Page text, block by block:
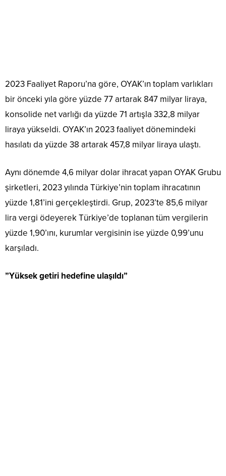
2023 Faaliyet Raporu’na göre, OYAK’ın toplam varlıkları
bir önceki yıla göre yüzde 77 artarak 847 milyar liraya,
konsolide net varlığı da yüzde 71 artışla 332,8 milyar
liraya yükseldi. OYAK’ın 2023 faaliyet dönemindeki
hasılatı da yüzde 38 artarak 457,8 milyar liraya ulaştı.
Aynı dönemde 4,6 milyar dolar ihracat yapan OYAK Grubu
şirketleri, 2023 yılında Türkiye’nin toplam ihracatının
yüzde 1,81’ini gerçekleştirdi. Grup, 2023’te 85,6 milyar
lira vergi ödeyerek Türkiye’de toplanan tüm vergilerin
yüzde 1,90’ını, kurumlar vergisinin ise yüzde 0,99’unu
karşıladı.
”Yüksek getiri hedefine ulaşıldı”